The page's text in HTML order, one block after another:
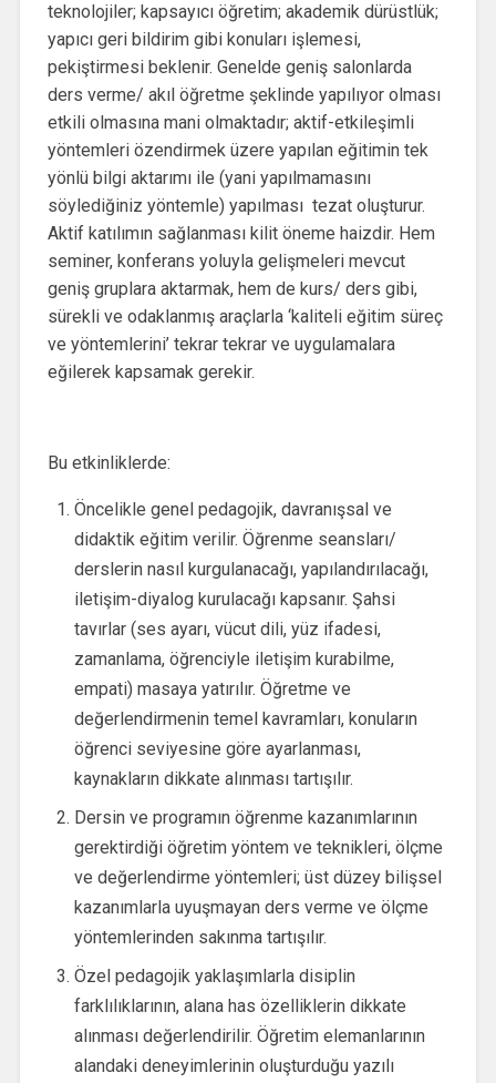
teknolojiler; kapsayıcı öğretim; akademik dürüstlük;
yapıcı geri bildirim gibi konuları işlemesi,
pekiştirmesi beklenir. Genelde geniş salonlarda
ders verme/ akıl öğretme şeklinde yapılıyor olması
etkili olmasına mani olmaktadır; aktif-etkileşimli
yöntemleri özendirmek üzere yapılan eğitimin tek
yönlü bilgi aktarımı ile (yani yapılmamasını
söylediğiniz yöntemle) yapılması tezat oluşturur.
Aktif katılımın sağlanması kilit öneme haizdir. Hem
seminer, konferans yoluyla gelişmeleri mevcut
geniş gruplara aktarmak, hem de kurs/ ders gibi,
sürekli ve odaklanmış araçlarla ‘kaliteli eğitim süreç
ve yöntemlerini’ tekrar tekrar ve uygulamalara
eğilerek kapsamak gerekir.
Bu etkinliklerde:
Öncelikle genel pedagojik, davranışsal ve
didaktik eğitim verilir. Öğrenme seansları/
derslerin nasıl kurgulanacağı, yapılandırılacağı,
iletişim-diyalog kurulacağı kapsanır. Şahsi
tavırlar (ses ayarı, vücut dili, yüz ifadesi,
zamanlama, öğrenciyle iletişim kurabilme,
empati) masaya yatırılır. Öğretme ve
değerlendirmenin temel kavramları, konuların
öğrenci seviyesine göre ayarlanması,
kaynakların dikkate alınması tartışılır.
Dersin ve programın öğrenme kazanımlarının
gerektirdiği öğretim yöntem ve teknikleri, ölçme
ve değerlendirme yöntemleri; üst düzey bilişsel
kazanımlarla uyuşmayan ders verme ve ölçme
yöntemlerinden sakınma tartışılır.
Özel pedagojik yaklaşımlarla disiplin
farklılıklarının, alana has özelliklerin dikkate
alınması değerlendirilir. Öğretim elemanlarının
alandaki deneyimlerinin oluşturduğu yazılı